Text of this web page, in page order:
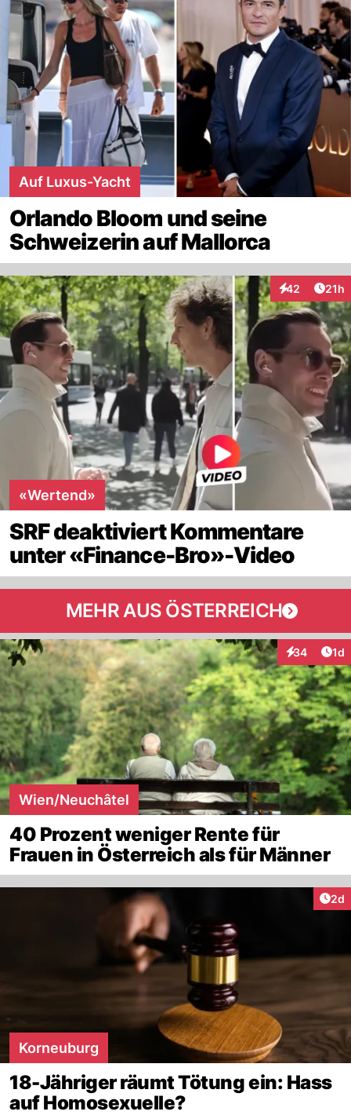
Auf Luxus-Yacht
Orlando Bloom und seine
Schweizerin auf Mallorca
42
Interaktionen
21h
«Wertend»
SRF deaktiviert Kommentare
unter «Finance-Bro»-Video
MEHR AUS ÖSTERREICH
34
Interaktionen
1d
Wien/Neuchâtel
40 Prozent weniger Rente für
Frauen in Österreich als für Männer
2d
Korneuburg
18-Jähriger räumt Tötung ein: Hass
auf Homosexuelle?